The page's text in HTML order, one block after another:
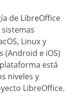
de LibreOffice
Linux y
(Android e iOS)
está
niveles y
LibreOffice.